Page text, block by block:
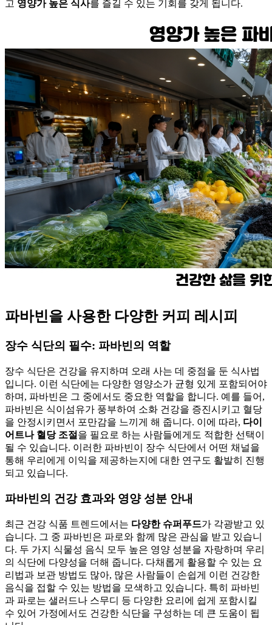
고 영양가 높은 식사를 즐길 수 있는 기회를 갖게 됩니다.
파바빈을 사용한 다양한 커피 레시피
장수 식단의 필수: 파바빈의 역할
장수 식단은 건강을 유지하며 오래 사는 데 중점을 둔 식사법
입니다. 이런 식단에는 다양한 영양소가 균형 있게 포함되어야
하며, 파바빈은 그 중에서도 중요한 역할을 합니다. 예를 들어,
파바빈은 식이섬유가 풍부하여 소화 건강을 증진시키고 혈당
을 안정시키면서 포만감을 느끼게 해 줍니다. 이에 따라, 다이
어트나 혈당 조절 을 필요로 하는 사람들에게도 적합한 선택이
될 수 있습니다. 이러한 파바빈이 장수 식단에서 어떤 채널을
통해 우리에게 이익을 제공하는지에 대한 연구도 활발히 진행
되고 있습니다.
파바빈의 건강 효과와 영양 성분 안내
최근 건강 식품 트렌드에서는 다양한 슈퍼푸드가 각광받고 있
습니다. 그 중 파바빈은 파로와 함께 많은 관심을 받고 있습니
다. 두 가지 식물성 음식 모두 높은 영양 성분을 자랑하며 우리
의 식단에 다양성을 더해 줍니다. 다채롭게 활용할 수 있는 요
리법과 보관 방법도 많아, 많은 사람들이 손쉽게 이런 건강한
음식을 접할 수 있는 방법을 모색하고 있습니다. 특히 파바빈
과 파로는 샐러드나 스무디 등 다양한 요리에 쉽게 포함시킬
수 있어 가정에서도 건강한 식단을 구성하는 데 큰 도움이 됩